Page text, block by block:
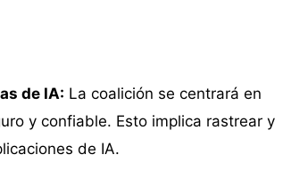
de IA: La coalición se centrará en
y confiable. Esto implica rastrear y
de IA.